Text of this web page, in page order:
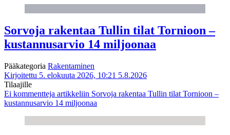
Sorvoja rakentaa Tullin tilat Tornioon –
kustannusarvio 14 miljoonaa
Pääkategoria Rakentaminen
Kirjoitettu 5. elokuuta 2026, 10:21 5.8.2026
Tilaajille
Ei kommentteja artikkeliin Sorvoja rakentaa Tullin tilat Tornioon –
kustannusarvio 14 miljoonaa